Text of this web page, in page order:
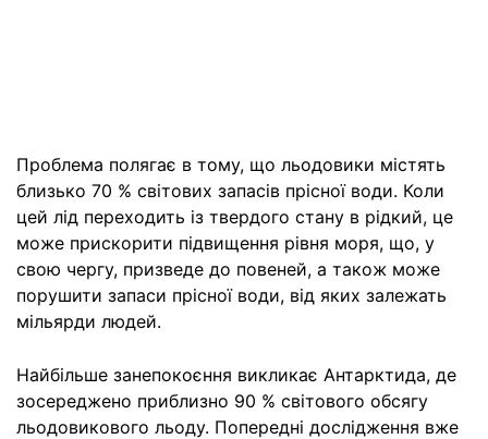
Проблема полягає в тому, що льодовики містять
близько 70 % світових запасів прісної води. Коли
цей лід переходить із твердого стану в рідкий, це
може прискорити підвищення рівня моря, що, у
свою чергу, призведе до повеней, а також може
порушити запаси прісної води, від яких залежать
мільярди людей.
Найбільше занепокоєння викликає Антарктида, де
зосереджено приблизно 90 % світового обсягу
льодовикового льоду. Попередні дослідження вже